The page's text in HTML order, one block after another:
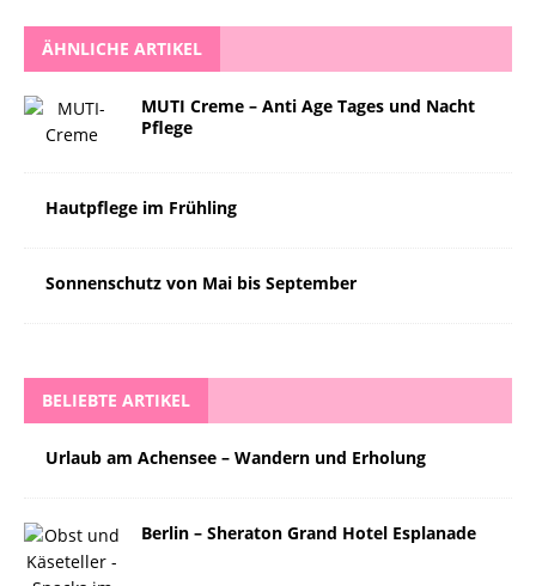
ÄHNLICHE ARTIKEL
MUTI Creme – Anti Age Tages und Nacht
Pflege
Hautpflege im Frühling
Sonnenschutz von Mai bis September
BELIEBTE ARTIKEL
Urlaub am Achensee – Wandern und Erholung
Berlin – Sheraton Grand Hotel Esplanade